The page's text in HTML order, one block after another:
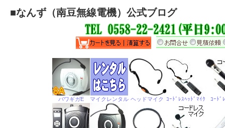
■なんず（南豆無線電機）公式ブログ